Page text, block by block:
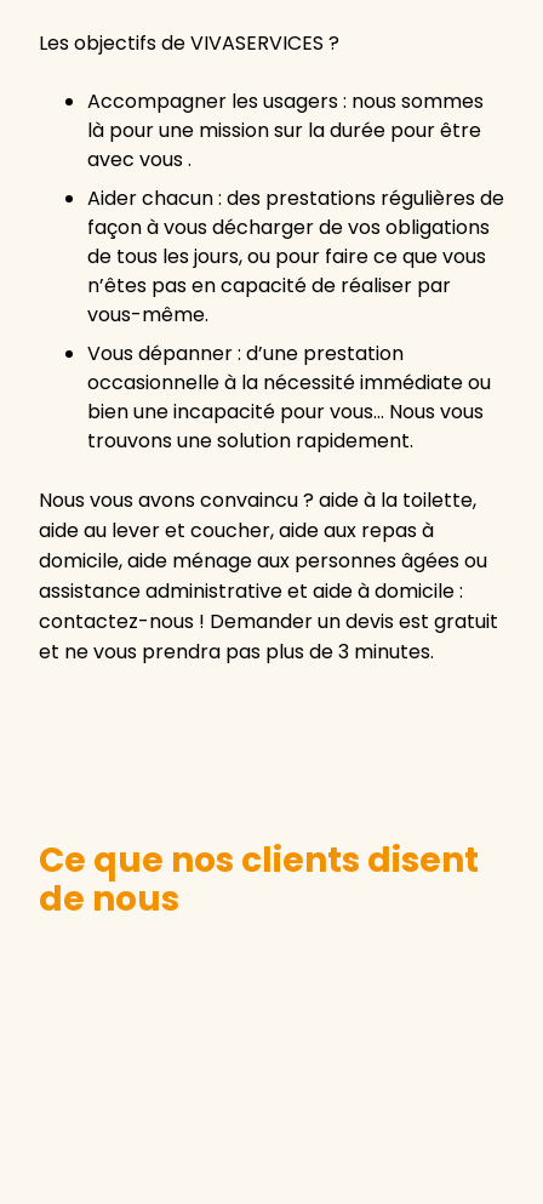
Les objectifs de VIVASERVICES ?
Accompagner les usagers : nous sommes
là pour une mission sur la durée pour être
avec vous .
Aider chacun : des prestations régulières de
façon à vous décharger de vos obligations
de tous les jours, ou pour faire ce que vous
n’êtes pas en capacité de réaliser par
vous-même.
Vous dépanner : d’une prestation
occasionnelle à la nécessité immédiate ou
bien une incapacité pour vous… Nous vous
trouvons une solution rapidement.
Nous vous avons convaincu ? aide à la toilette,
aide au lever et coucher, aide aux repas à
domicile, aide ménage aux personnes âgées ou
assistance administrative et aide à domicile :
contactez-nous ! Demander un devis est gratuit
et ne vous prendra pas plus de 3 minutes.
Ce que nos clients disent
de nous